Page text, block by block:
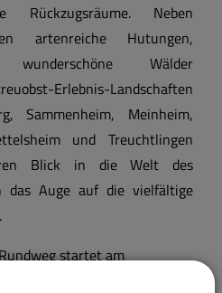
Neben
artenreiche Hutungen,
Wälder
Erlebnis-Landschaften
Sammenheim, Meinheim,
und Treuchtlingen
Blick in die Welt des
das Auge auf die vielfältige
startet am